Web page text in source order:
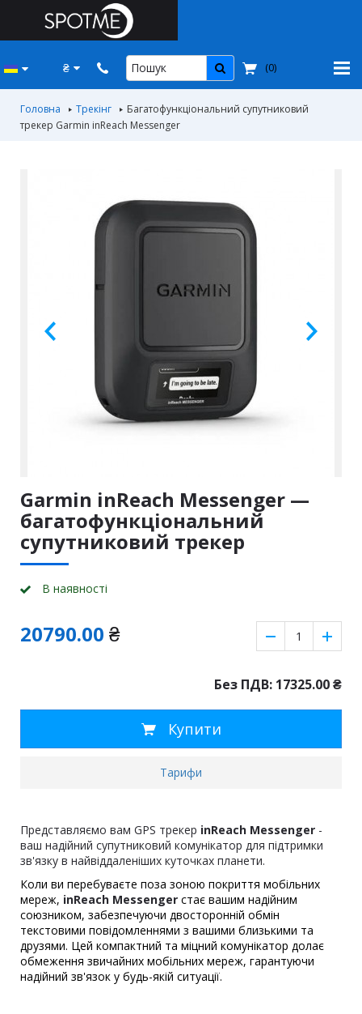
₴ (0)
Головна Трекінг
Багатофункціональний супутниковий
трекер Garmin inReach Messenger
Garmin inReach Messenger —
багатофункціональний
супутниковий трекер
В наявності
20790.00 ₴
Без ПДВ: 17325.00₴
Купити
Тарифи
Представляємо вам GPS трекер inReach Messenger -
ваш надійний супутниковий комунікатор для підтримки
зв'язку в найвіддаленіших куточках планети.
Коли ви перебуваєте поза зоною покриття мобільних
мереж, inReach Messenger стає вашим надійним
союзником, забезпечуючи двосторонній обмін
текстовими повідомленнями з вашими близькими та
друзями. Цей компактний та міцний комунікатор долає
обмеження звичайних мобільних мереж, гарантуючи
надійний зв'язок у будь-якій ситуації.